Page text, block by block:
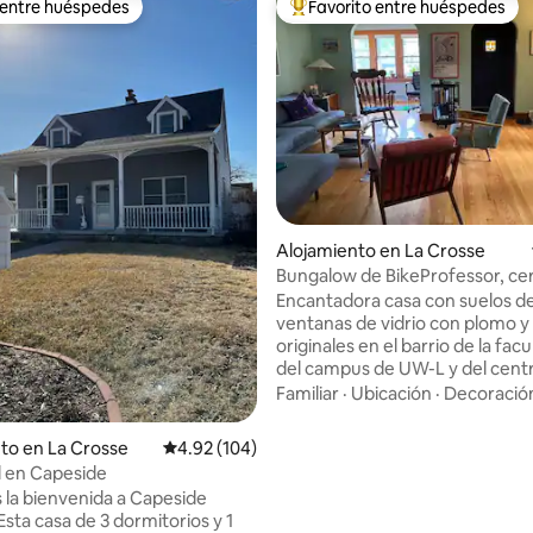
de 5, 196 reseñas
huéspedes
huéspedes
en La Crosse Calificación promedio: 4.92 de 5, 104 reseñas
4.92 (104)
en Capeside
la bienvenida a Capeside
casa de 3 dormitorios y 1
Favorito entre huéspedes
Favorito entre huéspedes
Alojamiento en La Crosse
Bungalow de BikeProfessor,
senderos y del centro de la
Encantadora casa con suelos
ventanas de vidrio con plomo
originales en el barrio de la
del campus de UW-L y del
ciudad. ¿Estás visitando La Crosse para
Familiar · Ubicación ·